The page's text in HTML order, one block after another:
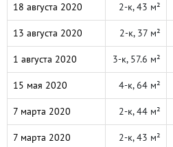
18 августа 2020 2-к, 43 м²
13 августа 2020 2-к, 37 м²
1 августа 2020 3-к, 57.6 м²
15 мая 2020 4-к, 64 м²
7 марта 2020 2-к, 44 м²
7 марта 2020 2-к, 43 м²